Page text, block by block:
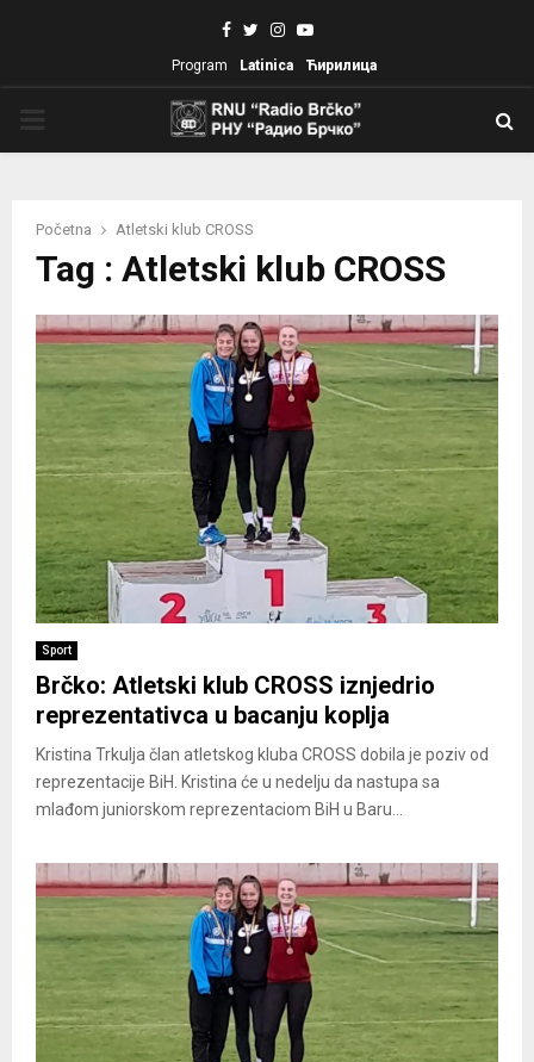
Facebook
TwitterInstagram
Youtube
Program Latinica Ћирилица
Početna Atletski klub CROSS
Tag : Atletski klub CROSS
Sport
Brčko: Atletski klub CROSS iznjedrio
reprezentativca u bacanju koplja
Kristina Trkulja član atletskog kluba CROSS dobila je poziv od
reprezentacije BiH. Kristina će u nedelju da nastupa sa
mlađom juniorskom reprezentaciom BiH u Baru...